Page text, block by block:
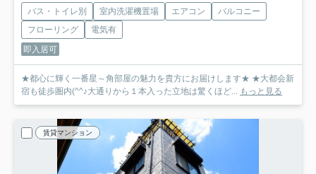
バス・トイレ別 室内洗濯機置場 エアコン
バルコニー
フローリング
電気有
即入居可
★都心に輝く一番星～角部屋の魅力を貴方にお届けします★ ★大都会新
宿も徒歩圏内(^^♪大通りから１本入った立地は驚くほど... もっと見る
賃貸マンション